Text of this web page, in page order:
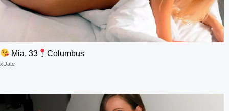
Mia, 33 Columbus
xDate